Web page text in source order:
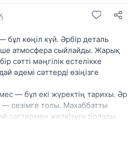
бұл көңіл күй. Әрбір деталь
атмосфера сыйлайды. Жарық
сәтті мәңгілік естелікке
әдемі сәттерді өзіңізге
— бұл екі жүректің тарихы. Әр
— сезімге толы. Махаббатты
сәттермен жеткізуге болады.